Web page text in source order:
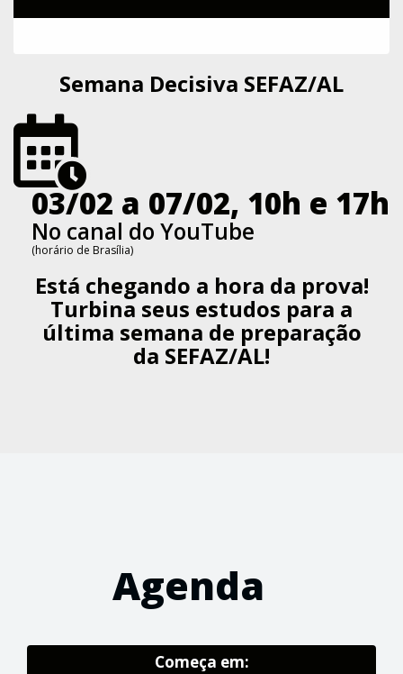
Semana Decisiva SEFAZ/AL
03/02 a 07/02, 10h e 17h
No canal do YouTube
(horário de Brasília)
Está chegando a hora da prova!
Turbina seus estudos para a
última semana de preparação
da SEFAZ/AL!
Agenda
Começa em: